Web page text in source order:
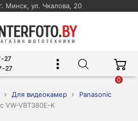
Минск, ул. Чкалова, 20
27
27
0
Для видеокамер
Panasonic
VW-VBT380E-K